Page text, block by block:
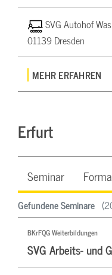
SVG Autohof
01139 Dresden
MEHR ERFAHREN
Erfurt
Gefundene Seminare
Seminar
BKrFQG Weiterbildungen
SVG Arbeits- und